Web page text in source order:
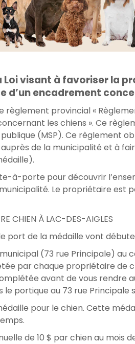
Loi visant à favoriser la
d’un encadrement
règlement provincial «
les chiens ». Ce
(MSP). Ce règlement
de la municipalité et à
à-porte pour découvrir
Le propriétaire est
CHIEN À LAC-DES-AIGLES
port de la médaille vont
(73 rue Principale) au
par chaque propriétaire de
avant de vous rendre
portique au 73 rue Principale
pour le chien. Cette
de 10 $ par chien au mois